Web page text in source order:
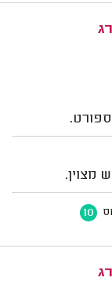
מצוין.
10